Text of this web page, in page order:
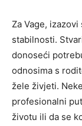
Za Vage,
stabilnosti.
donoseći
odnosima s
žele živjeti.
profesionalni
životu ili da se